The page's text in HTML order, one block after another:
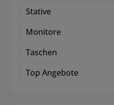
Stative
Monitore
Taschen
Top Angebote